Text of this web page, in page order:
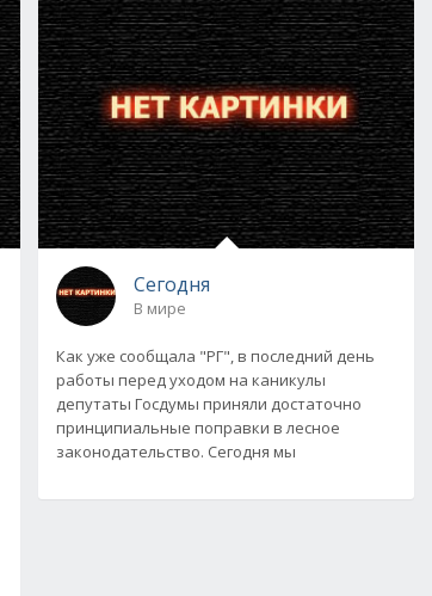
Сегодня
В мире
Как уже сообщала "РГ", в последний день
работы перед уходом на каникулы
депутаты Госдумы приняли достаточно
принципиальные поправки в лесное
законодательство. Сегодня мы